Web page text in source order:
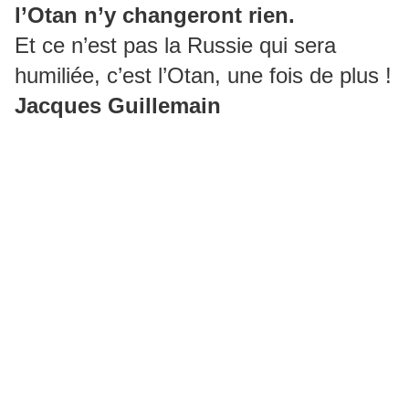
l’Otan n’y changeront rien.
Et ce n’est pas la Russie qui sera
humiliée, c’est l’Otan, une fois de plus !
Jacques Guillemain